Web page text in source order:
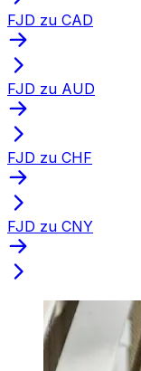
FJD zu CAD
FJD zu AUD
FJD zu CHF
FJD zu CNY